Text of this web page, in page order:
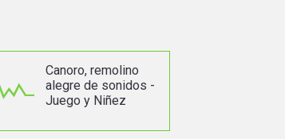
Canoro, remolino
alegre de sonidos -
Juego y Niñez